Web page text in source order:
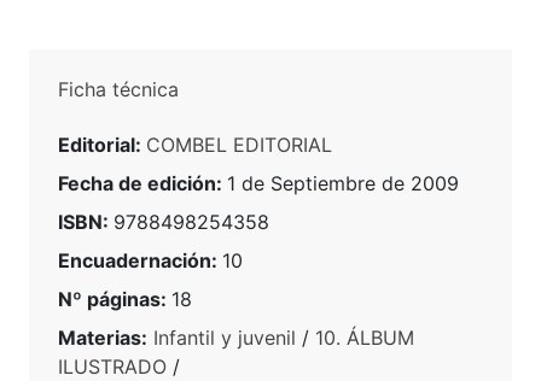
Ficha técnica
Editorial: COMBEL EDITORIAL
Fecha de edición: 1 de Septiembre de 2009
ISBN: 9788498254358
Encuadernación: 10
Nº páginas: 18
Materias: Infantil y juvenil / 10. ÁLBUM
ILUSTRADO /